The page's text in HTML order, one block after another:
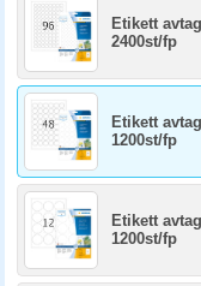
Etikett
2400st/fp
Etikett
1200st/fp
Etikett
1200st/fp